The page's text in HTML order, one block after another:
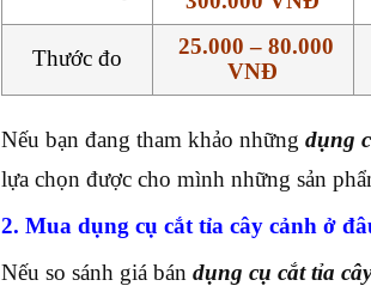
Thước đo
25.000 – 80.000
VNĐ
Nếu bạn đang tham khảo những dụng
lựa chọn được cho mình những sản
2. Mua dụng cụ cắt tỉa cây cảnh ở
Nếu so sánh giá bán dụng cụ cắt tỉa